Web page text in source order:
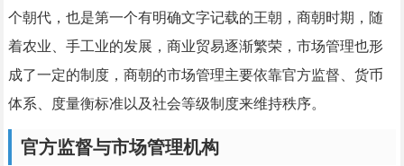
个朝代，也是第一个有明确文字记载的王朝，商朝时期，随
着农业、手工业的发展，商业贸易逐渐繁荣，市场管理也形
成了一定的制度，商朝的市场管理主要依靠官方监督、货币
体系、度量衡标准以及社会等级制度来维持秩序。
官方监督与市场管理机构